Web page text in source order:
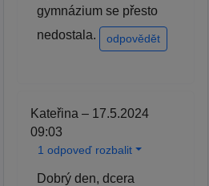
gymnázium se přesto
nedostala.
odpovědět
Kateřina – 17.5.2024
09:03
1 odpoveď rozbalit
Dobrý den, dcera